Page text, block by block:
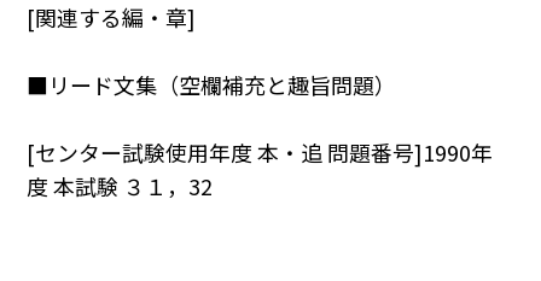
[関連する編・章]
■リード文集（空欄補充と趣旨問題）
[センター試験使用年度 本・追 問題番号]1990年
度 本試験 ３１，32